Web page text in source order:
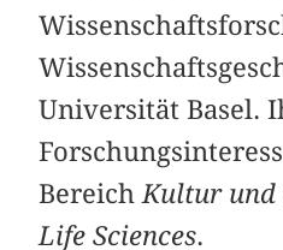
Universität Basel.
Bereich Kultur und
Life Sciences.